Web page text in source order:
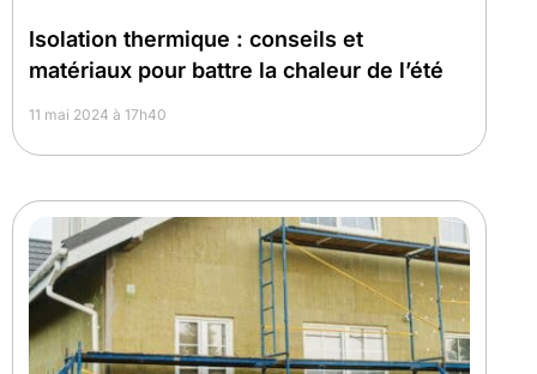
Isolation thermique : conseils et
matériaux pour battre la chaleur de l’été
11 mai 2024 à 17h40